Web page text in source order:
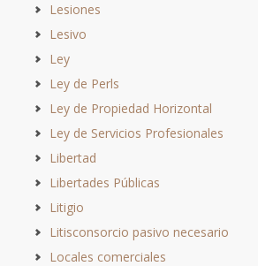
Lesiones
Lesivo
Ley
Ley de Perls
Ley de Propiedad Horizontal
Ley de Servicios Profesionales
Libertad
Libertades Públicas
Litigio
Litisconsorcio pasivo necesario
Locales comerciales